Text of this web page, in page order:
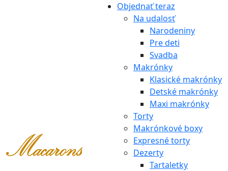
Objednať teraz
Na udalosť
Narodeniny
Pre deti
Svadba
Makrónky
Klasické makrónky
Detské makrónky
Maxi makrónky
Torty
Makrónkové boxy
Expresné torty
Dezerty
Tartaletky